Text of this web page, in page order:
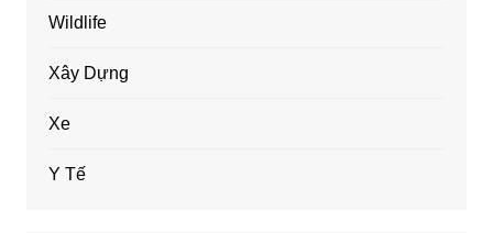
Wildlife
Xây Dựng
Xe
Y Tế